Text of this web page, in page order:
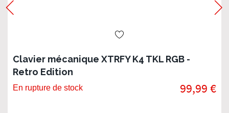
Clavier mécanique XTRFY K4 TKL RGB -
Retro Edition
En rupture de stock 99,99 €